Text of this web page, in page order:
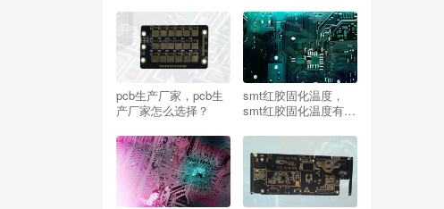
pcb生产厂家，pcb生
产厂家怎么选择？
smt红胶固化温度，
smt红胶固化温度有多